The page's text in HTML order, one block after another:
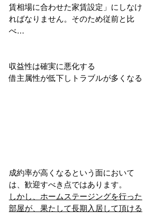
賃相場に合わせた家賃設定」にしなけ
ればなりません。そのため従前と比
べ…
収益性は確実に悪化する
借主属性が低下しトラブルが多くなる
成約率が高くなるという面において
は、歓迎すべき点ではあります。
しかし、ホームステージングを行った
部屋が、果たして長期入居して頂ける